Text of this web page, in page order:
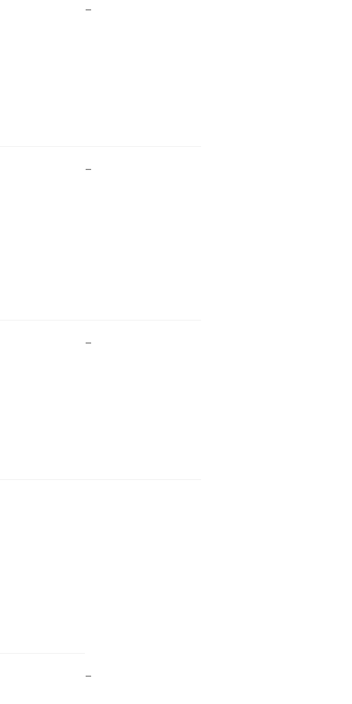
–
–
–
–